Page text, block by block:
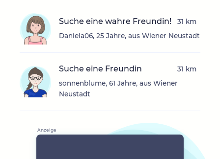
Suche eine wahre Freundin!
Daniela06, 25 Jahre, aus Wiener Neustadt
31 km
Suche eine Freundin
sonnenblume, 61 Jahre, aus Wiener
Neustadt
31 km